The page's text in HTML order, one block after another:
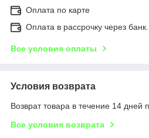
Оплата по карте
Оплата в рассрочку через банк.
Все условия оплаты
Условия возврата
Возврат товара в течение 14 дней
Все условия возврата